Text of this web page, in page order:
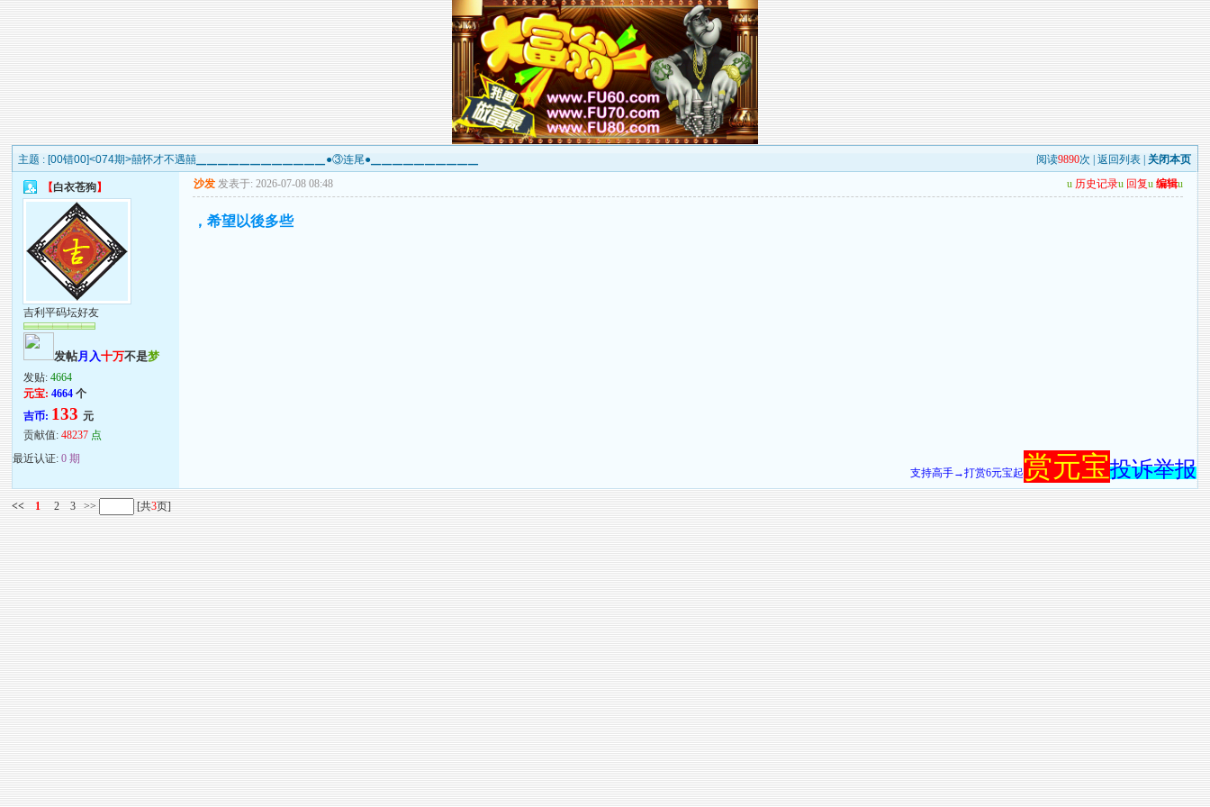
主题 : [00错00]<074期>囍怀才不遇囍▁▁▁▁▁▁▁▁▁▁▁▁●③连尾●▁▁▁▁▁▁▁▁▁▁ 阅读9890次 |返回列表 关闭本页
【白衣苍狗】
吉利平码坛好友
发帖月入十万不是梦
发贴:4664
元宝: 4664个
吉币: 133元
贡献值:48237 点
最近认证:0 期
沙发 发表于: 2026-07-08 08:48 u 历史记录u 回复u 编辑u
，希望以後多些
支持高手→打赏6元宝起赏元宝投诉举报
<< 1 2 3 >> [共3页]